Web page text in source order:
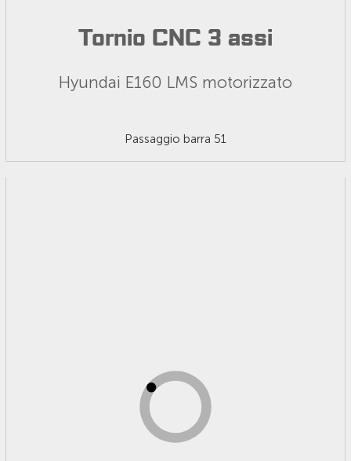
Tornio CNC 3 assi
Hyundai E160 LMS motorizzato
Passaggio barra 51